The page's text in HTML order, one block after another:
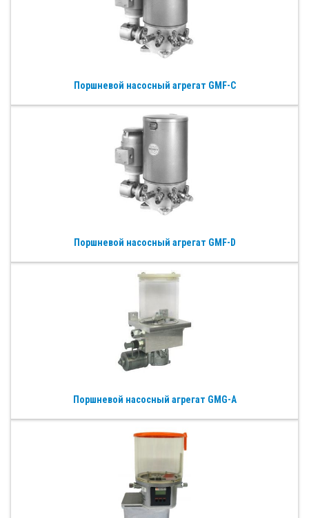
Поршневой насосный агрегат GMF-C
Поршневой насосный агрегат GMF-D
Поршневой насосный агрегат GMG-A